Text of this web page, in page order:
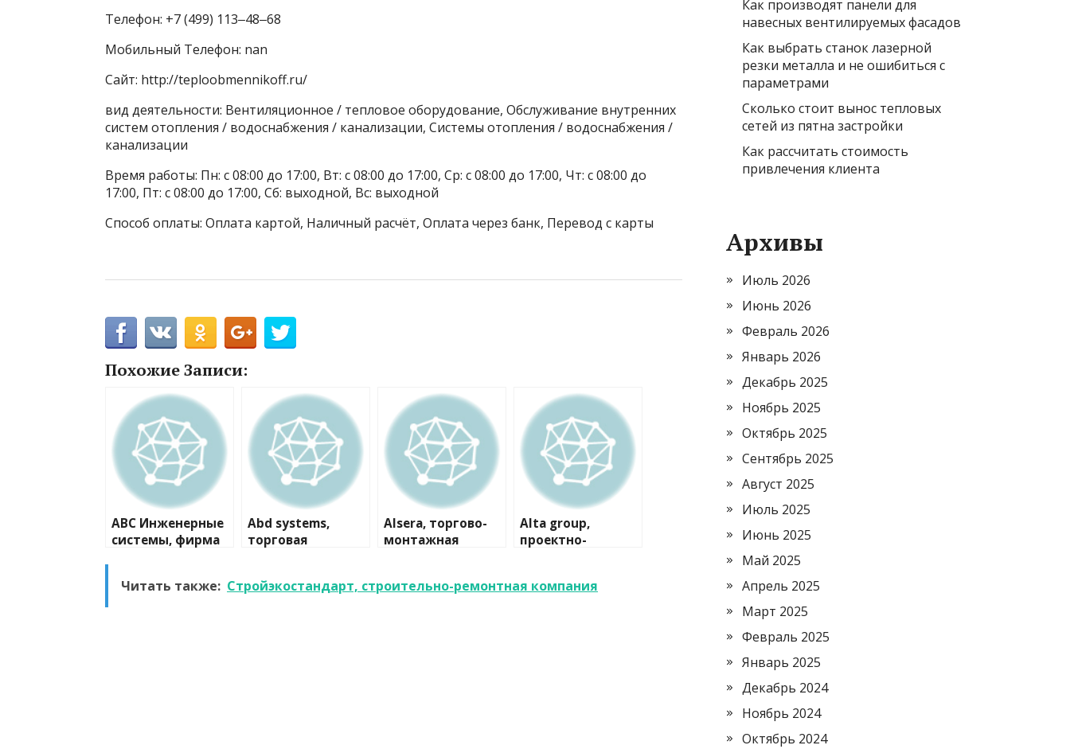
Телефон: +7 (499) 113‒48‒68
Мобильный Телефон: nan
Сайт: http://teploobmennikoff.ru/
вид деятельности: Вентиляционное / тепловое оборудование, Обслуживание внутренних
систем отопления / водоснабжения / канализации, Системы отопления / водоснабжения /
канализации
Время работы: Пн: с 08:00 до 17:00, Вт: с 08:00 до 17:00, Ср: с 08:00 до 17:00, Чт: с 08:00 до
17:00, Пт: с 08:00 до 17:00, Сб: выходной, Вс: выходной
Способ оплаты: Оплата картой, Наличный расчёт, Оплата через банк, Перевод с карты
Похожие Записи:
ABC Инженерные
системы, фирма
Abd systems,
торговая
Alsera, торгово-
монтажная
Alta group,
проектно-
Читать также: Стройэкостандарт, строительно-ремонтная компания
Как производят панели для
навесных вентилируемых фасадов
Как выбрать станок лазерной
резки металла и не ошибиться с
параметрами
Сколько стоит вынос тепловых
сетей из пятна застройки
Как рассчитать стоимость
привлечения клиента
Архивы
Июль 2026
Июнь 2026
Февраль 2026
Январь 2026
Декабрь 2025
Ноябрь 2025
Октябрь 2025
Сентябрь 2025
Август 2025
Июль 2025
Июнь 2025
Май 2025
Апрель 2025
Март 2025
Февраль 2025
Январь 2025
Декабрь 2024
Ноябрь 2024
Октябрь 2024